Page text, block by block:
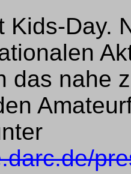
Kids-Day.
das nahe